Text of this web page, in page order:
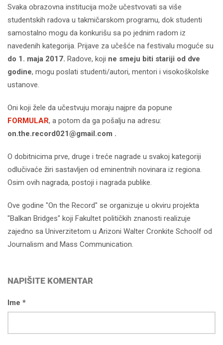
Svaka obrazovna institucija može učestvovati sa više
studentskih radova u takmičarskom programu, dok studenti
samostalno mogu da konkurišu sa po jednim radom iz
navedenih kategorija. Prijave za učešće na festivalu moguće su
do 1. maja 2017. Radove, koji ne smeju biti stariji od dve
godine, mogu poslati studenti/autori, mentori i visokoškolske
ustanove.
Oni koji žele da učestvuju moraju najpre da popune
FORMULAR, a potom da ga pošalju na adresu:
on.the.record021@gmail.com .
O dobitnicima prve, druge i treće nagrade u svakoj kategoriji
odlučivaće žiri sastavljen od eminentnih novinara iz regiona.
Osim ovih nagrada, postoji i nagrada publike.
Ove godine "On the Record" se organizuje u okviru projekta
"Balkan Bridges" koji Fakultet političkih znanosti realizuje
zajedno sa Univerzitetom u Arizoni Walter Cronkite Schoolf od
Journalism and Mass Communication.
NAPIŠITE KOMENTAR
Ime *